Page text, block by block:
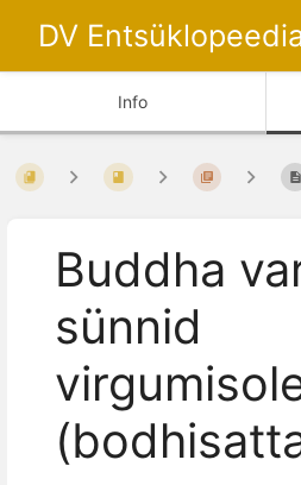
DV
Info
Buddha
sünnid